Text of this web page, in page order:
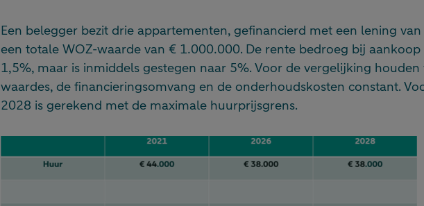
Een belegger bezit drie appartementen, gefinancierd met een lening
een totale WOZ-waarde van € 1.000.000. De rente bedroeg bij
1,5%, maar is inmiddels gestegen naar 5%. Voor de vergelijking houden
waardes, de financieringsomvang en de onderhoudskosten constant.
2028 is gerekend met de maximale huurprijsgrens.